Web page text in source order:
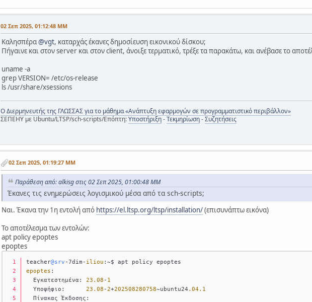
02 Σεπ 2025, 01:12:48 ΜΜ
Καλησπέρα@vgt, καταρχάς έκανες δημοσίευση εικονικού δίσκου;
Πήγαινε και στον server και στον client, άνοιξε τερματικό, τρέξε τα παρακάτω, και ανέβασε το
uname -a
grep VERSION= /etc/os-release
ls /usr/share/xsessions
Ο Διερμηνευτής της ΓΛΩΣΣΑΣ για το μάθημα «Ανάπτυξη εφαρμογών σε προγραμματιστικό περιβάλλον»
ΣΕΠΕΗΥ με Ubuntu/LTSP/sch-scripts/Επόπτη:Υποστήριξη-Τεκμηρίωση-Συζητήσεις
02 Σεπ 2025, 01:19:27 ΜΜ
Παράθεση από: alkisg στις 02 Σεπ 2025, 01:00:48 ΜΜ
Έκανες τις ενημερώσεις λογισμικού μέσα από τα sch-scripts;
Ναι. Έκανα την 1η εντολή από https://el.ltsp.org/ltsp/installation/(επισυνάπτω εικόνα)
Το αποτέλεσμα των εντολών:
apt policy epoptes
epoptes
teacher@srv -7dim- iliou :~$ apt policy epoptes
epoptes :
Εγκατεστημένα: 23.08 - 1
Υποψήφιο: 23.08 -2+202508280758~ubuntu24 .04.1
Πίνακας Έκδοσης: